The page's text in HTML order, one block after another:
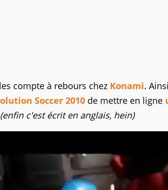
compte à rebours chez Konami.
Soccer 2010 de mettre en ligne
(enfin c'est écrit en anglais, hein)